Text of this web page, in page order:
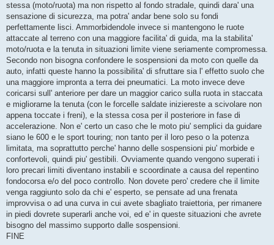
stessa (moto/ruota) ma non rispetto al fondo stradale, quindi dara' una
sensazione di sicurezza, ma potra' andar bene solo su fondi
perfettamente lisci. Ammorbidendole invece si mantengono le ruote
attaccate al terreno con una maggiore facilita' di guida, ma la stabilita'
moto/ruota e la tenuta in situazioni limite viene seriamente compromessa.
Secondo non bisogna confondere le sospensioni da moto con quelle da
auto, infatti queste hanno la possibilita' di sfruttare sia l' effetto suolo che
una maggiore impronta a terra dei pneumatici. La moto invece deve
coricarsi sull' anteriore per dare un maggior carico sulla ruota in staccata
e migliorarne la tenuta (con le forcelle saldate iniziereste a scivolare non
appena toccate i freni), e la stessa cosa per il posteriore in fase di
accelerazione. Non e' certo un caso che le moto piu' semplici da guidare
siano le 600 e le sport touring; non tanto per il loro peso o la potenza
limitata, ma soprattutto perche' hanno delle sospensioni piu' morbide e
confortevoli, quindi piu' gestibili. Ovviamente quando vengono superati i
loro precari limiti diventano instabili e scoordinate a causa del repentino
fondocorsa e/o del poco controllo. Non dovete pero' credere che il limite
venga raggiunto solo da chi e' esperto, se pensate ad una frenata
improvvisa o ad una curva in cui avete sbagliato traiettoria, per rimanere
in piedi dovrete superarli anche voi, ed e' in queste situazioni che avrete
bisogno del massimo supporto dalle sospensioni.
FINE